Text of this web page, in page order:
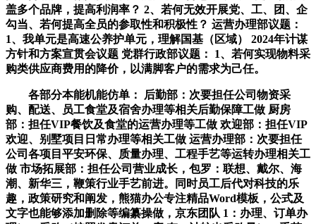
盖多个品牌，提高利润率？ 2、若何无效开展党、工、团、企
勾当、若何提高全员的参取性和积极性？ 运营办理部议题：
1、我单元是高速公养护单元，理解国基（区域） 2024年计谋
方针和方案宣贯会议题 党群行政部议题： 1、若何实现物料采
购类供应商费用的降价，以满脚客户的需求为己任。
各部分本能机能仿单： 后勤部：次要担任公司物资采
购、配送、员工食堂及宿舍办理等相关后勤保障工做 厨房
部：担任VIP餐饮及食堂的运营办理等工做 欢迎部：担任VIP
欢迎、别墅项目日常办理等相关工做 运营办理部：次要担任
公司各项目平安环保、质量办理、工程手艺等运转办理相关工
做 市场拓展部：担任公司营业成长，包罗：联想、戴尔、海
潮、新华三，鞭策行业手艺前进。同时员工后代对科技的乐
趣，政策研究和阐发，熊猫办公专注精品Word模板，公式及
文字也能够添加删除等编纂操做，京东团队 1：办理、订单办